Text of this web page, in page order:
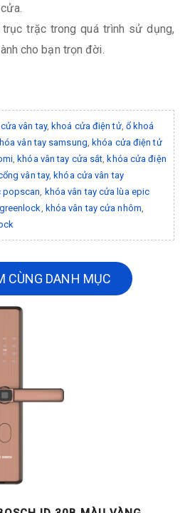
trặc trong quá trình sử dụng,
cho bạn trọn đời.
vân tay,khoá cửa điện tử, ổ khoá
vân tay samsung ,khóa cửa điện tử
,khóa vân tay cửa sắt ,khóa cửa điện
vân tay,khóa cửa vân tay
popscan khóa vân tay cửa lùa epic
khóa vân tay cửa nhôm
CÙNG DANH MỤC